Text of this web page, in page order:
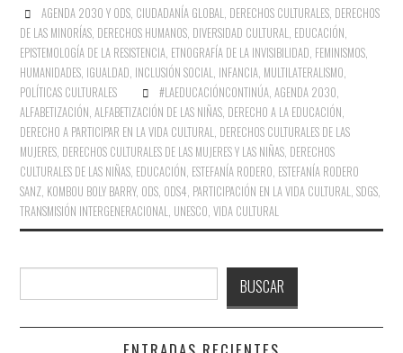
AGENDA 2030 Y ODS, CIUDADANÍA GLOBAL DERECHOS CULTURALES, DERECHOS
DE LAS MINORÍAS DERECHOS HUMANOS DIVERSIDAD CULTURAL EDUCACIÓN
EPISTEMOLOGÍA DE LA RESISTENCIA ETNOGRAFÍA DE LA INVISIBILIDAD FEMINISMOS
HUMANIDADES IGUALDAD INCLUSIÓN SOCIAL INFANCIA MULTILATERALISMO
POLÍTICAS CULTURALES
#LAEDUCACIÓNCONTINÚA, AGENDA 2030
ALFABETIZACIÓN ,ALFABETIZACIÓN DE LAS NIÑAS DERECHO A LA EDUCACIÓN
DERECHO A PARTICIPAR EN LA VIDA CULTURAL DERECHOS CULTURALES DE LAS
MUJERES DERECHOS CULTURALES DE LAS MUJERES Y LAS NIÑAS DERECHOS
CULTURALES DE LAS NIÑAS EDUCACIÓN ESTEFANÍA RODERO ESTEFANÍA RODERO
SANZ KOMBOU BOLY BARRY, ODS ODS4 PARTICIPACIÓN EN LA VIDA CULTURAL ,SDGS
TRANSMISIÓN INTERGENERACIONAL UNESCO ,VIDA CULTURAL
BUSCAR